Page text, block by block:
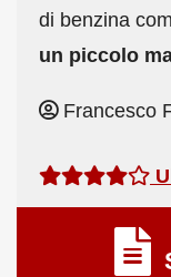
di benzina
un piccolo
Francesco